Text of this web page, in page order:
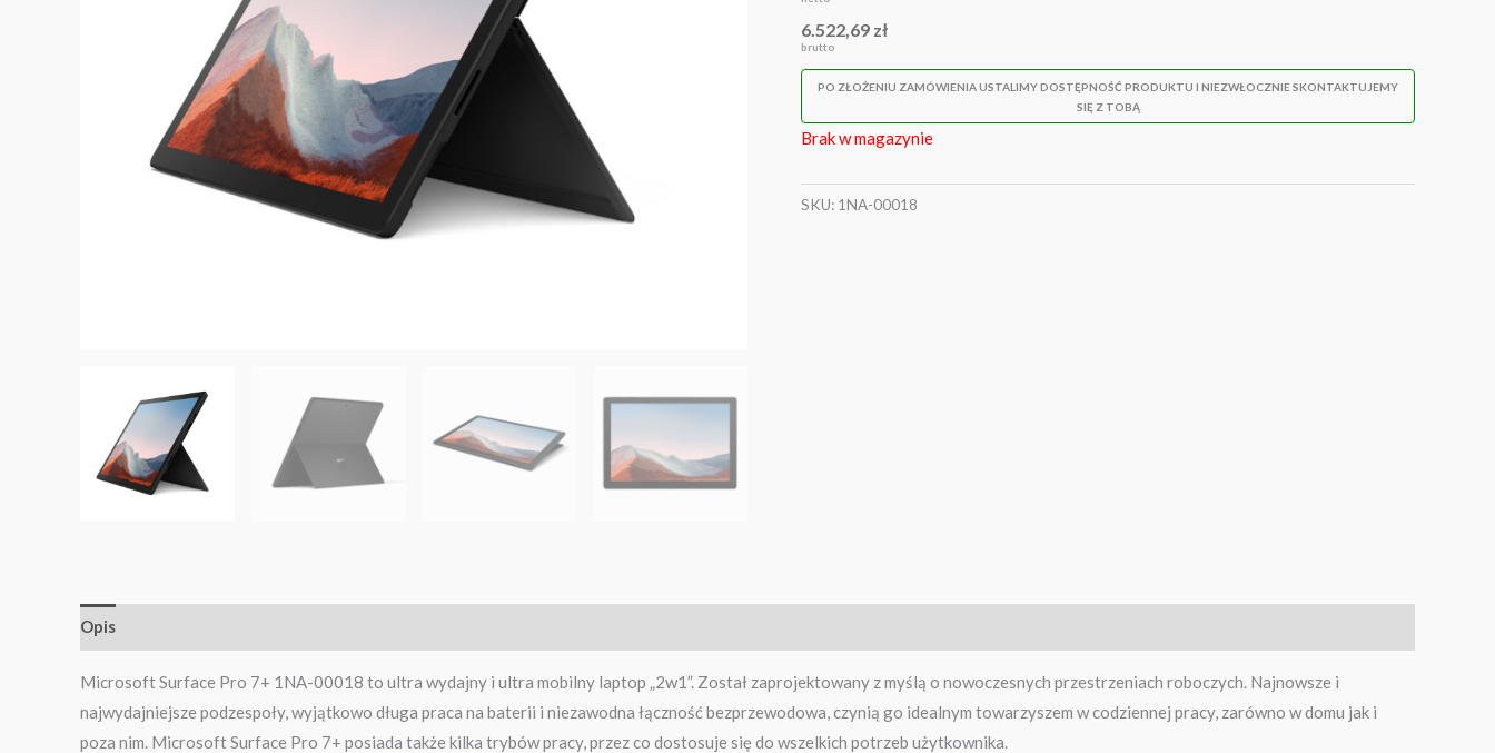
6.522,69 zł
brutto
PO ZŁOŻENIU ZAMÓWIENIA USTALIMY DOSTĘPNOŚĆ PRODUKTU I NIEZWŁOCZNIE SKONTAKTUJEMY
SIĘ Z TOBĄ
Brak w magazynie
SKU: 1NA-00018
Opis
Microsoft Surface Pro 7+ 1NA-00018 to ultra wydajny i ultra mobilny laptop „2w1”. Został zaprojektowany z myślą o nowoczesnych przestrzeniach roboczych. Najnowsze i
najwydajniejsze podzespoły, wyjątkowo długa praca na baterii i niezawodna łączność bezprzewodowa, czynią go idealnym towarzyszem w codziennej pracy, zarówno w domu jak i
poza nim. Microsoft Surface Pro 7+ posiada także kilka trybów pracy, przez co dostosuje się do wszelkich potrzeb użytkownika.